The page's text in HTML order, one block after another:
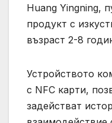
Huang Yingning,
продукт с
възраст 2-8
Устройството
с NFC карти,
задействат